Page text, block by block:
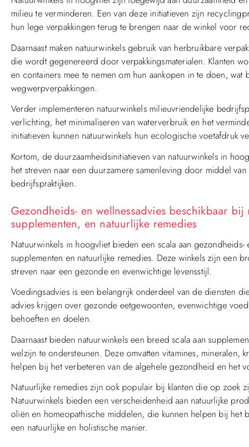
milieu te verminderen. Een van deze initiatieven zijn
hun lege verpakkingen terug te brengen naar de winkel voor
Daarnaast maken natuurwinkels gebruik van herbruikbare
die wordt gegenereerd door verpakkingsmaterialen. Klanten
en containers mee te nemen om hun aankopen in te doen,
wegwerpverpakkingen.
Verder implementeren natuurwinkels milieuvriendelijke
verlichting, het minimaliseren van waterverbruik en het
initiatieven kunnen natuurwinkels hun ecologische voetafdruk
Kortom, de duurzaamheidsinitiatieven van natuurwinkels in
het streven naar een duurzamere samenleving door middel
bedrijfspraktijken.
Gezondheids- en wellnessadvies beschikbaar
supplementen, en natuurlijke remedies
Natuurwinkels in hoogvliet bieden een scala aan
supplementen en natuurlijke remedies. Deze winkels zijn een
streven naar een gezonde en evenwichtige levensstijl.
Voedingsadvies is een belangrijk onderdeel van de diensten
advies krijgen over gezonde eetgewoonten, evenwichtige
behoeften en doelen.
Daarnaast bieden natuurwinkels een breed scala aan
welzijn te ondersteunen. Deze omvatten vitamines, mineralen,
helpen bij het verbeteren van de algehele gezondheid en het
Natuurlijke remedies zijn ook populair bij klanten die op zoek
Natuurwinkels bieden een verscheidenheid aan natuurlijke
oliën en homeopathische middelen, die kunnen helpen bij
een natuurlijke en holistische manier.